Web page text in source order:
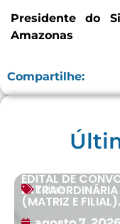
Presidente do
Amazonas
Compartilhe:
Editais
EDITAL DE
(MATRIZ E FILIAL).